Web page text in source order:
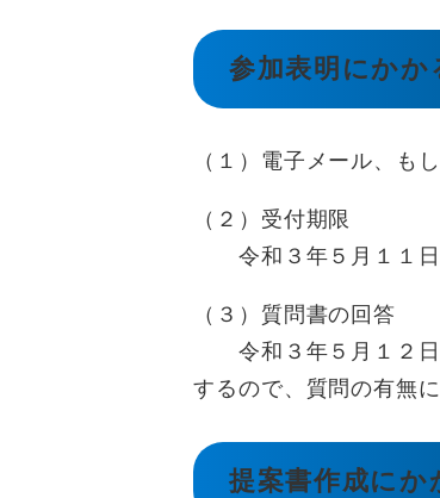
参加表明にかか
（１）電子メール、も
（２）受付期限
令和３年５月１１日
（３）質問書の回答
令和３年５月１２日
するので、質問の有無
提案書作成にか